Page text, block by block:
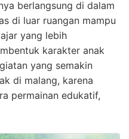
berlangsung di dalam
di luar ruangan mampu
yang lebih
karakter anak
yang semakin
di malang, karena
permainan edukatif,